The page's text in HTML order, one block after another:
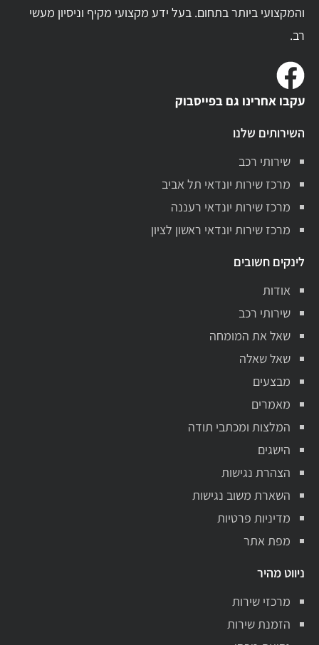
והמקצועי ביותר בתחום. בעל ידע מקצועי מקיף וניסיון מעשי
רב.
עקבו אחרינו גם בפייסבוק
השירותים שלנו
שירותי רכב
מרכז שירות יונדאי תל אביב
מרכז שירות יונדאי רעננה
מרכז שירות יונדאי ראשון לציון
לינקים חשובים
אודות
שירותי רכב
שאל את המומחה
שאל שאלה
מבצעים
מאמרים
המלצות ומכתבי תודה
הישגים
הצהרת נגישות
השארת משוב נגישות
מדיניות פרטיות
מפת אתר
ניווט מהיר
מרכזי שירות
הזמנת שירות